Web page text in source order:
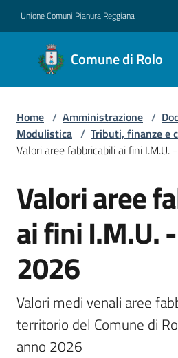
Unione Comuni Pianura Reggiana
Comune di Rolo
Comune
di Rolo
Amministrazione
Menu selezionato
Servizi
Vivere
Rolo
Tutti
Home / Amministrazione /
Modulistica / Tributi, finanze e
Valori aree fabbricabili ai fini
Salta al contenuto
Valori aree
ai fini I.M.U.
2026
Valori medi venali aree
territorio del Comune di
anno 2026